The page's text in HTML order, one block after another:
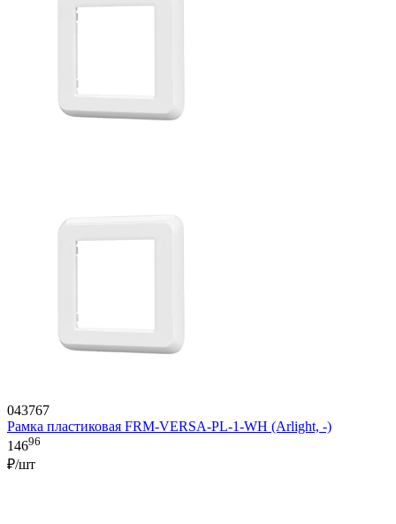
043767
Рамка пластиковая FRM-VERSA-PL-1-WH (Arlight, -)
14696
₽/шт